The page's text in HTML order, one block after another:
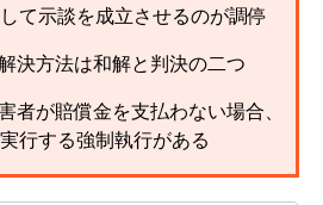
て示談を成立させるのが調停
決方法は和解と判決の二つ
者が賠償金を支払わない場合、
行する強制執行がある